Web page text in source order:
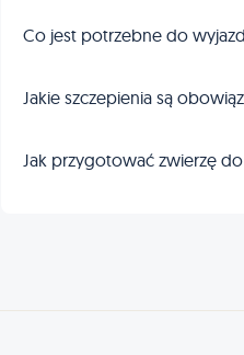
Co jest potrzebne do
Jakie szczepienia są
Jak przygotować zwierzę